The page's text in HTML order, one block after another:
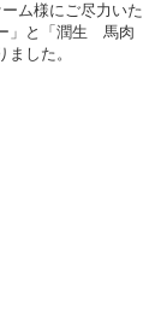
ム様にご尽力いた
」と「潤生 馬肉
した。